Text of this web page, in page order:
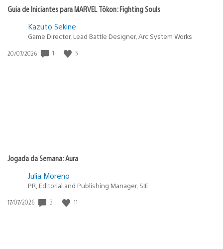
Guia de Iniciantes para MARVEL Tōkon: Fighting Souls
Kazuto Sekine
Game Director, Lead Battle Designer, Arc System Works
Data
20/07/2026 1 5
Jogada da Semana: Aura
Julia Moreno
PR, Editorial and Publishing Manager, SIE
Data
17/07/2026 3 11